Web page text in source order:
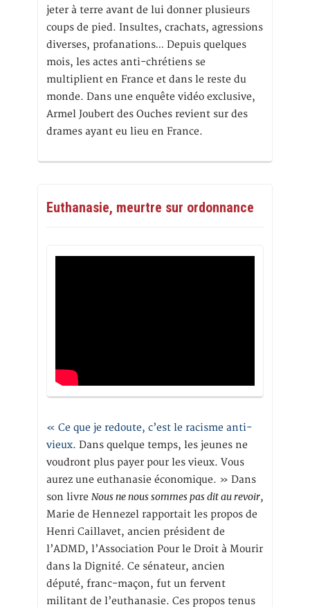
jeter à terre avant de lui donner plusieurs
coups de pied. Insultes, crachats, agressions
diverses, profanations… Depuis quelques
mois, les actes anti-chrétiens se
multiplient en France et dans le reste du
monde. Dans une enquête vidéo exclusive,
Armel Joubert des Ouches revient sur des
drames ayant eu lieu en France.
Euthanasie, meurtre sur ordonnance
« Ce que je redoute, c’est le racisme anti-
vieux. Dans quelque temps, les jeunes ne
voudront plus payer pour les vieux. Vous
aurez une euthanasie économique. » Dans
son livre Nous ne nous sommes pas dit au revoir,
Marie de Hennezel rapportait les propos de
Henri Caillavet, ancien président de
l’ADMD, l’Association Pour le Droit à Mourir
dans la Dignité. Ce sénateur, ancien
député, franc-maçon, fut un fervent
militant de l’euthanasie. Ces propos tenus